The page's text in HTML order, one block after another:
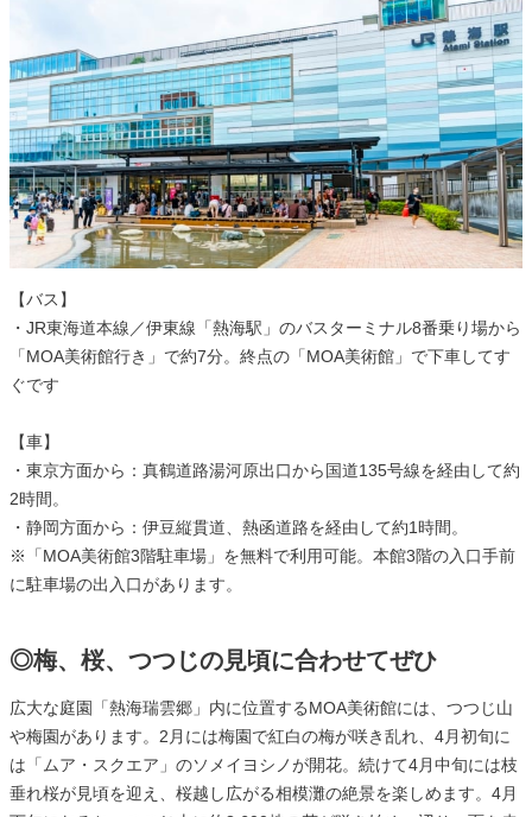
【バス】
・JR東海道本線／伊東線「熱海駅」のバスターミナル8番乗り場から
「MOA美術館行き」で約7分。終点の「MOA美術館」で下車してす
ぐです
【車】
・東京方面から：真鶴道路湯河原出口から国道135号線を経由して約
2時間。
・静岡方面から：伊豆縦貫道、熱函道路を経由して約1時間。
※「MOA美術館3階駐車場」を無料で利用可能。本館3階の入口手前
に駐車場の出入口があります。
◎梅、桜、つつじの見頃に合わせてぜひ
広大な庭園「熱海瑞雲郷」内に位置するMOA美術館には、つつじ山
や梅園があります。2月には梅園で紅白の梅が咲き乱れ、4月初旬に
は「ムア・スクエア」のソメイヨシノが開花。続けて4月中旬には枝
垂れ桜が見頃を迎え、桜越し広がる相模灘の絶景を楽しめます。4月